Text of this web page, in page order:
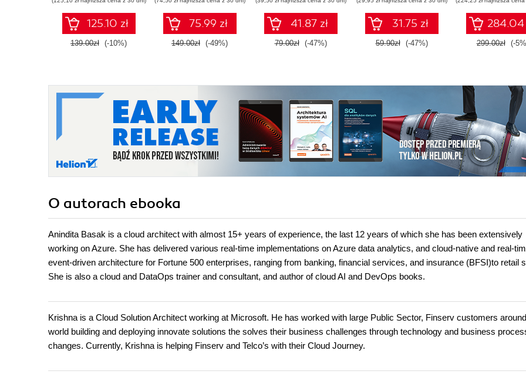
125.10 zł
139.00zł (-10%)
75.99 zł
149.00zł (-49%)
zaawansowany SQL
na potrzeby
praktycznych
zastosowań.
Wydanie IV
41.87 zł
79.00zł (-47%)
wykorzystaniem
Dockera
31.75 zł
59.90zł (-47%)
284.04
299.00zł (-
O autorach ebooka
Anindita Basak is a cloud architect with almost 15+ years of experience, the last 12 years of which she has been extensively
working on Azure. She has delivered various real-time implementations on Azure data analytics, and cloud-native and real-
event-driven architecture for Fortune 500 enterprises, ranging from banking, financial services, and insurance (BFSI)to retail
She is also a cloud and DataOps trainer and consultant, and author of cloud AI and DevOps books.
Krishna is a Cloud Solution Architect working at Microsoft. He has worked with large Public Sector, Finserv customers
world building and deploying innovate solutions the solves their business challenges through technology and business
changes. Currently, Krishna is helping Finserv and Telco’s with their Cloud Journey.